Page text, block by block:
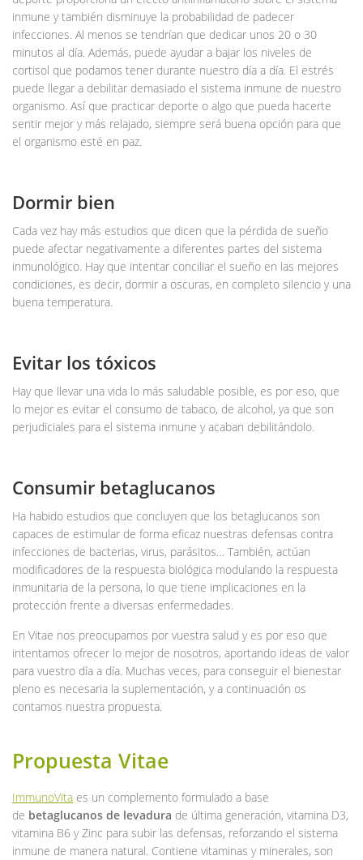
inmune y también disminuye la probabilidad de padecer
infecciones. Al menos se tendrían que dedicar unos 20 o 30
minutos al día. Además, puede ayudar a bajar los niveles de
cortisol que podamos tener durante nuestro día a día. El estrés
puede llegar a debilitar demasiado el sistema inmune de nuestro
organismo. Así que practicar deporte o algo que pueda hacerte
sentir mejor y más relajado, siempre será buena opción para que
el organismo esté en paz.
Dormir bien
Cada vez hay más estudios que dicen que la pérdida de sueño
puede afectar negativamente a diferentes partes del sistema
inmunológico. Hay que intentar conciliar el sueño en las mejores
condiciones, es decir, dormir a oscuras, en completo silencio y una
buena temperatura.
Evitar los tóxicos
Hay que llevar una vida lo más saludable posible, es por eso, que
lo mejor es evitar el consumo de tabaco, de alcohol, ya que son
perjudiciales para el sistema inmune y acaban debilitándolo.
Consumir betaglucanos
Ha habido estudios que concluyen que los betaglucanos son
capaces de estimular de forma eficaz nuestras defensas contra
infecciones de bacterias, virus, parásitos… También, actúan
modificadores de la respuesta biológica modulando la respuesta
inmunitaria de la persona, lo que tiene implicaciones en la
protección frente a diversas enfermedades.
En Vitae nos preocupamos por vuestra salud y es por eso que
intentamos ofrecer lo mejor de nosotros, aportando ideas de valor
para vuestro día a día. Muchas veces, para conseguir el bienestar
pleno es necesaria la suplementación, y a continuación os
contamos nuestra propuesta.
Propuesta Vitae
ImmunoVita es un complemento formulado a base
de betaglucanos de levadura de última generación, vitamina D3,
vitamina B6 y Zinc para subir las defensas, reforzando el sistema
inmune de manera natural. Contiene vitaminas y minerales, son